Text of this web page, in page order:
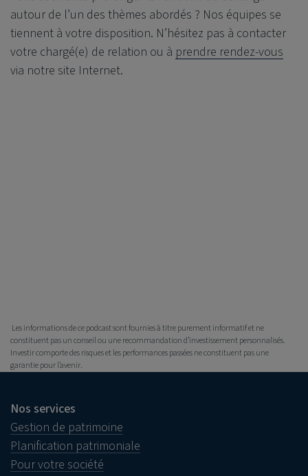
autour de l’un des thèmes abordés ? Nos équipes se
tiennent à votre disposition. N’hésitez pas à contacter
votre chargé(e) de relation ou à prendre rendez-vous
via notre site Internet.
Les informations de ce podcast sont fournies à titre purement informatif et ne
constituent pas un conseil ou une recommandation d’investissement personnalisés.
Investir comporte des risques et les performances passées ne constituent pas une
garantie pour l’avenir.
Nos services
Gestion de patrimoine
Planification patrimoniale
Pour votre société